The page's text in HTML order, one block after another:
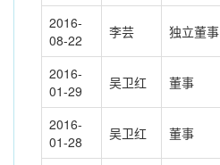
2016-
08-22
李芸 独立董事
2016-
01-29
吴卫红 董事
2016-
01-28
吴卫红 董事